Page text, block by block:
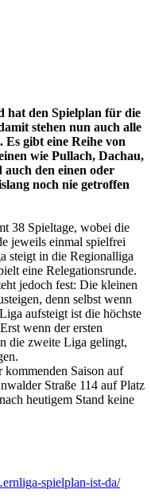
hat den Spielplan für die
stehen nun auch alle
Es gibt eine Reihe von
wie Pullach, Dachau,
den einen oder
noch nie getroffen
38 Spieltage, wobei die
jeweils einmal spielfrei
steigt in die Regionalliga
eine Relegationsrunde.
jedoch fest: Die kleinen
denn selbst wenn
aufsteigt ist die höchste
wenn der ersten
die zweite Liga gelingt,
Saison auf
Straße 114 auf Platz
heutigem Stand keine
spielplan-ist-da/